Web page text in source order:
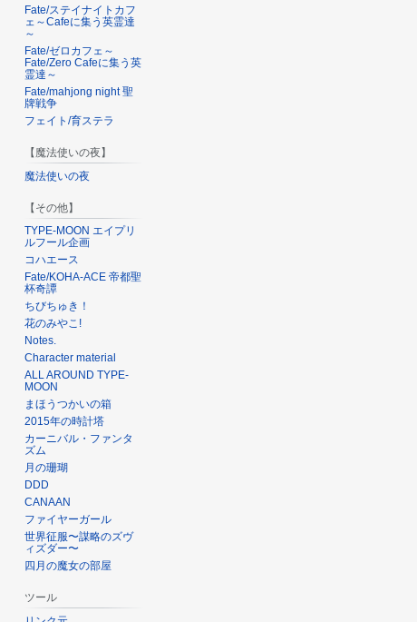
Fate/ステイナイトカフ
ェ～Cafeに集う英霊達
～
Fate/ゼロカフェ～
Fate/Zero Cafeに集う英
霊達～
Fate/mahjong night 聖
牌戦争
フェイト/育ステラ
【魔法使いの夜】
魔法使いの夜
【その他】
TYPE-MOON エイプリ
ルフール企画
コハエース
Fate/KOHA-ACE 帝都聖
杯奇譚
ちびちゅき！
花のみやこ!
Notes.
Character material
ALL AROUND TYPE-
MOON
まほうつかいの箱
2015年の時計塔
カーニバル・ファンタ
ズム
月の珊瑚
DDD
CANAAN
ファイヤーガール
世界征服〜謀略のズヴ
ィズダー〜
四月の魔女の部屋
ツール